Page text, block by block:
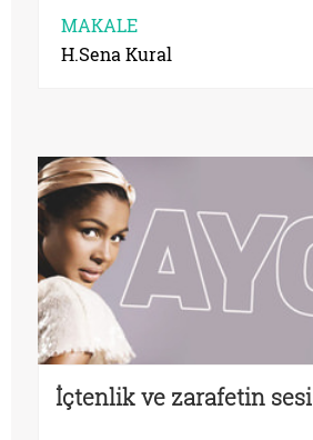
MAKALE
H.Sena Kural
İçtenlik ve zarafetin sesi